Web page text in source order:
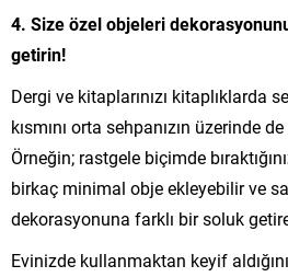
4. Size özel objeleri
getirin!
Dergi ve kitaplarınızı kitaplıklarda
kısmını orta sehpanızın üzerinde
Örneğin; rastgele biçimde
birkaç minimal obje ekleyebilir ve
dekorasyonuna farklı bir soluk
Evinizde kullanmaktan keyif